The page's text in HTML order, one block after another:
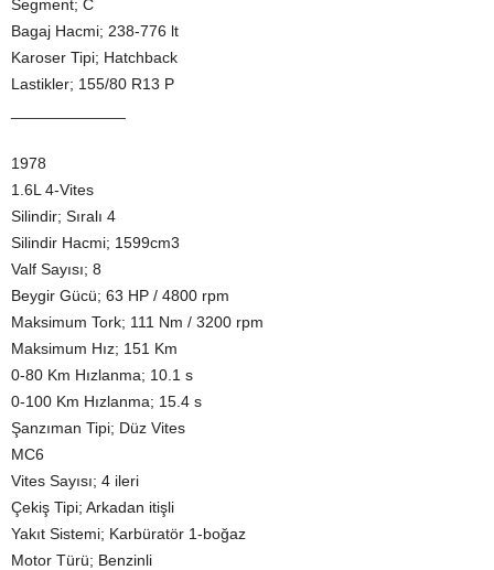
Segment; C
Bagaj Hacmi; 238-776 lt
Karoser Tipi; Hatchback
Lastikler; 155/80 R13 P
1978
1.6L 4-Vites
Silindir; Sıralı 4
Silindir Hacmi; 1599cm3
Valf Sayısı; 8
Beygir Gücü; 63 HP / 4800 rpm
Maksimum Tork; 111 Nm / 3200 rpm
Maksimum Hız; 151 Km
0-80 Km Hızlanma; 10.1 s
0-100 Km Hızlanma; 15.4 s
Şanzıman Tipi; Düz Vites
MC6
Vites Sayısı; 4 ileri
Çekiş Tipi; Arkadan itişli
Yakıt Sistemi; Karbüratör 1-boğaz
Motor Türü; Benzinli